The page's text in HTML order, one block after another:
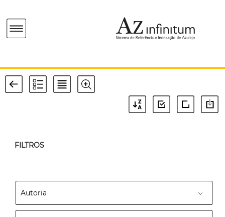
FILTROS
Autoria